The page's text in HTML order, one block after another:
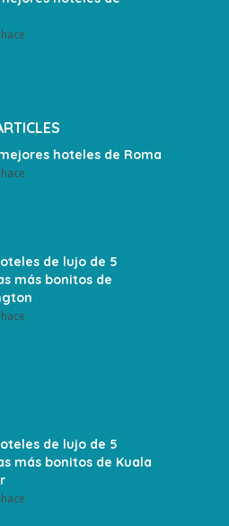
hoteles de Roma
de lujo de 5
más bonitos de
de lujo de 5
más bonitos de Kuala